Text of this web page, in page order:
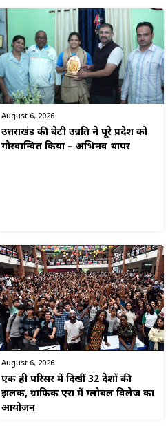
August 6, 2026
उत्तराखंड की बेटी उन्नति ने पूरे प्रदेश को
गौरवान्वित किया – अभिनव थापर
August 6, 2026
एक ही परिसर में दिखीं 32 देशों की
झलक, ग्राफिक एरा में ग्लोबल विलेज का
आयोजन